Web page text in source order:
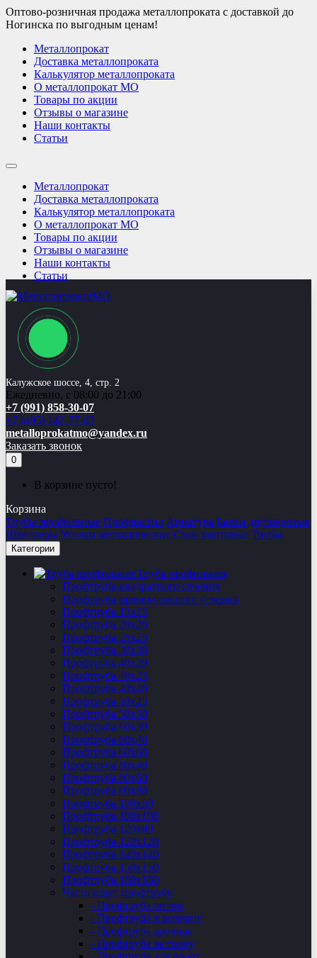
Оптово-розничная продажа металлопроката с доставкой до
Ногинска по выгодным ценам!
Металлопрокат
Доставка металлопроката
Калькулятор металлопроката
О металлопрокат МО
Товары по акции
Отзывы о магазине
Наши контакты
Статьи
Металлопрокат
Доставка металлопроката
Калькулятор металлопроката
О металлопрокат МО
Товары по акции
Отзывы о магазине
Наши контакты
Статьи
Калужское шоссе, 4, стр. 2
Ежедневно, с 08:00 до 21:00
+7 (991) 858-30-07
+7 (495) 142-77-02
metalloprokatmo@yandex.ru
Заказать звонок
0
В корзине пусто!
Корзина
Трубы профильные Профнастил Арматура Балки двутавровые
Швеллеры Уголки металлические Сваи винтовые Трубы
Категории
Труба профильная
Профтруба квадратного сечения
Профтруба прямоугольного сечения
Профтруба 15х15
Профтруба 20х20
Профтруба 25х25
Профтруба 30х30
Профтруба 40х20
Профтруба 40х25
Профтруба 40х40
Профтруба 50х25
Профтруба 50х50
Профтруба 60х30
Профтруба 60х40
Профтруба 60х60
Профтруба 80х40
Профтруба 80х60
Профтруба 80х80
Профтруба 100х50
Профтруба 100х100
Профтруба 120х80
Профтруба 120х120
Профтруба 140х140
Профтруба 150х150
Профтруба 160х160
Часто ищут профтрубу
- Профтруба оптом
- Профтруба в розницу
- Профтруба арочная
- Профтруба за тонну